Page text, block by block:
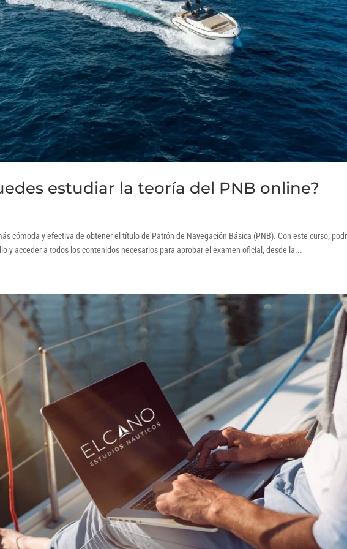
estudiar la teoría del PNB online?
cómoda y efectiva de obtener el título de Patrón de Navegación Básica (PNB). Con este curso,
y acceder a todos los contenidos necesarios para aprobar el examen oficial, desde la...